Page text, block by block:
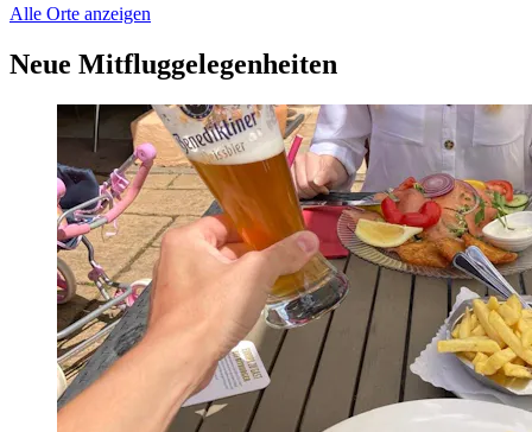
Alle Orte anzeigen
Neue Mitfluggelegenheiten